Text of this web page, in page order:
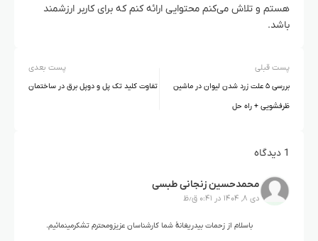
هستم و تلاش می‌کنم محتوایی ارائه کنم که برای کاربر ارزشمند
باشد.
پست قبلی
بررسی ۵ علت زرد شدن لیوان در ماشین
ظرفشویی + راه حل
پست بعدی
تفاوت کلید تک پل و دوپل برق در ساختمان
1 دیدگاه
محمدحسین زنجانی طبسی
دی ۸, ۱۴۰۴ در ۰:۴۱ ق٫ظ
باسلام از زحمات بیدریغانۀ شما کارشناسان عزیزومحترم تشکرمینمائیم.